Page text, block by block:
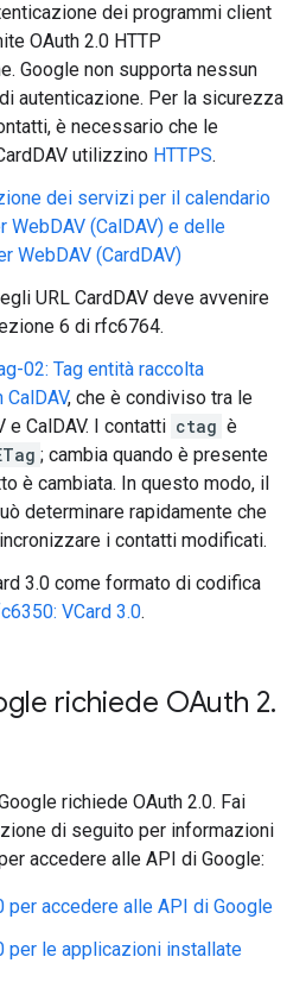
dei programmi client
OAuth 2.0 HTTP
Google non supporta nessun
autenticazione. Per la sicurezza
è necessario che le
utilizzino HTTPS.
dei servizi per il calendario
(CalDAV) e delle
WebDAV (CardDAV)
URL CardDAV deve avvenire
6 di rfc6764.
02: Tag entità raccolta
CalDAV, che è condiviso tra le
e CalDAV. I contatti ctag è
; cambia quando è presente
è cambiata. In questo modo, il
determinare rapidamente che
i contatti modificati.
3.0 come formato di codifica
VCard 3.0.
richiede OAuth 2.
richiede OAuth 2.0. Fai
di seguito per informazioni
accedere alle API di Google:
per accedere alle API di Google
per le applicazioni installate